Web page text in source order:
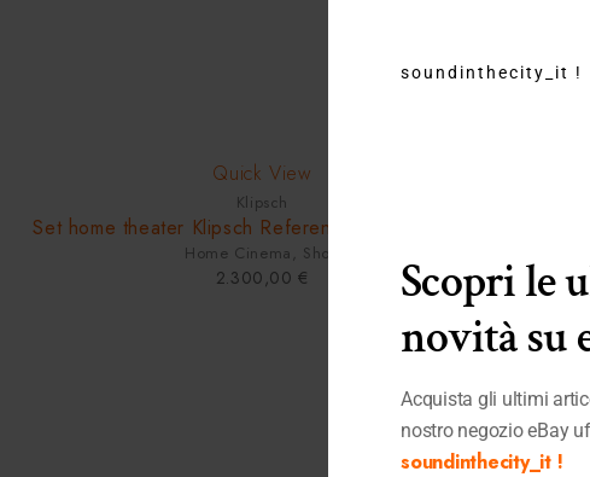
Quick View
Klipsch
Set home theater Klipsch Reference 5.1.2 R-605FA
Home Cinema Shop
2.300,00€
soundinthecity_it !
Scopri le
novità su
Acquista gli ultimi
nostro negozio eBay
soundinthecity_it !